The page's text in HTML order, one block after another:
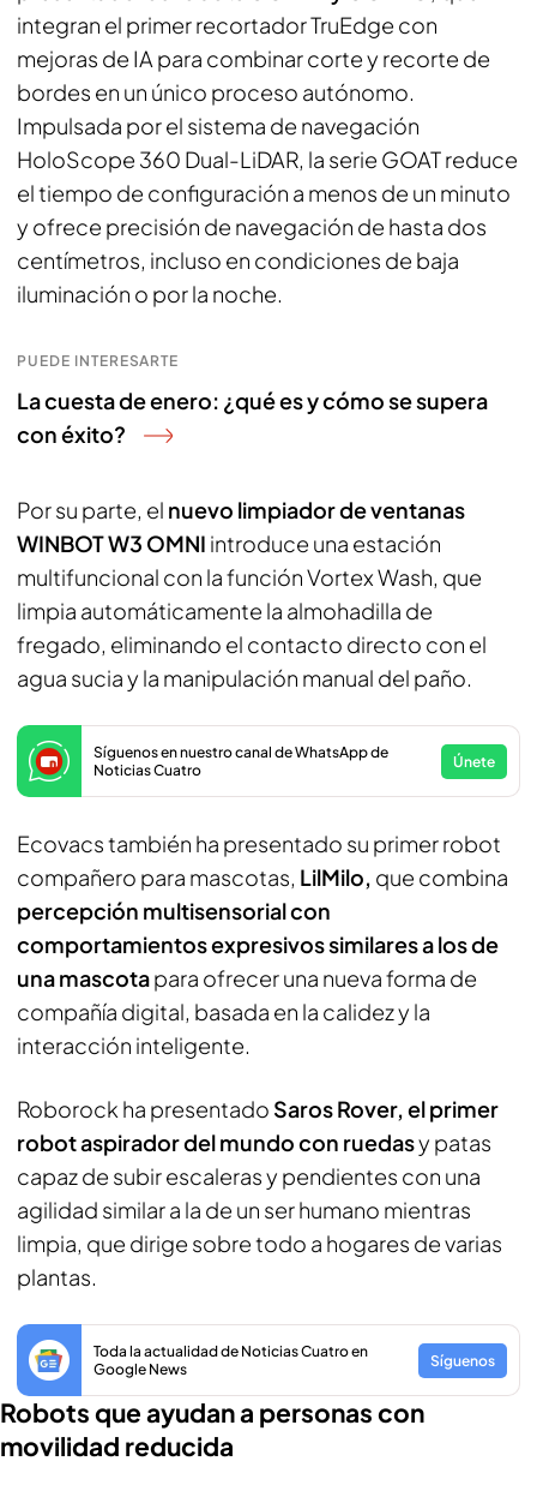
integran el primer recortador TruEdge con
mejoras de IA para combinar corte y recorte de
bordes en un único proceso autónomo.
Impulsada por el sistema de navegación
HoloScope 360 Dual-LiDAR, la serie GOAT reduce
el tiempo de configuración a menos de un minuto
y ofrece precisión de navegación de hasta dos
centímetros, incluso en condiciones de baja
iluminación o por la noche.
PUEDE INTERESARTE
La cuesta de enero: ¿qué es y cómo se supera
con éxito?
Por su parte, el nuevo limpiador de ventanas
WINBOT W3 OMNI introduce una estación
multifuncional con la función Vortex Wash, que
limpia automáticamente la almohadilla de
fregado, eliminando el contacto directo con el
agua sucia y la manipulación manual del paño.
Síguenos en nuestro canal de WhatsApp de
Noticias Cuatro
Únete
Ecovacs también ha presentado su primer robot
compañero para mascotas, LilMilo, que combina
percepción multisensorial con
comportamientos expresivos similares a los de
una mascotapara ofrecer una nueva forma de
compañía digital, basada en la calidez y la
interacción inteligente.
Roborock ha presentado Saros Rover, el primer
robot aspirador del mundo con ruedasy patas
capaz de subir escaleras y pendientes con una
agilidad similar a la de un ser humano mientras
limpia, que dirige sobre todo a hogares de varias
plantas.
Toda la actualidad de Noticias Cuatro en
Google News
Síguenos
Robots que ayudan a personas con
movilidad reducida